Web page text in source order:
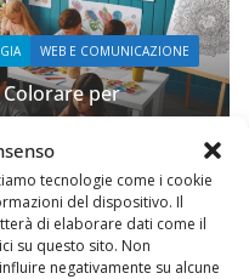
tecnologie come i cookie
del dispositivo. Il
di elaborare dati come il
su questo sito. Non
negativamente su alcune
Balsamo